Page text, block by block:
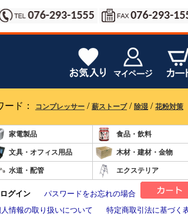
ード： コンプレッサー / 薪ストーブ/ 除湿 / 花粉対策
家電製品 食品・飲料
文具・オフィス用品 木材・建材・金物
水道・配管 エクステリア
ログイン
パスワードをお忘れの場合
情報の取り扱いについて 特定商取引法に基づく